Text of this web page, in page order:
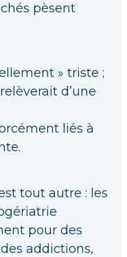
pèsent
» triste ;
d’une
liés à
tout autre : les
pour des
addictions,